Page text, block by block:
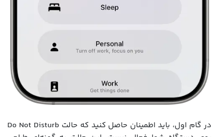
در گام اول، باید اطمینان حاصل کنید که حالت Do Not Disturb